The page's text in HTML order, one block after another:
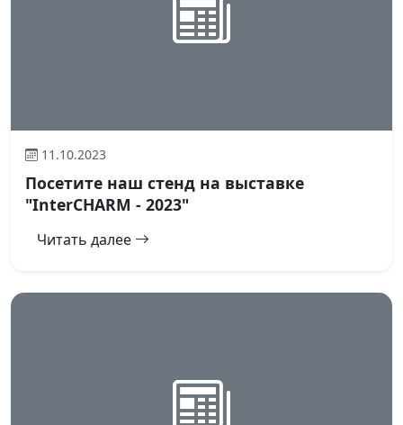
11.10.2023
Посетите наш стенд на выставке
"InterCHARM - 2023"
Читать далее